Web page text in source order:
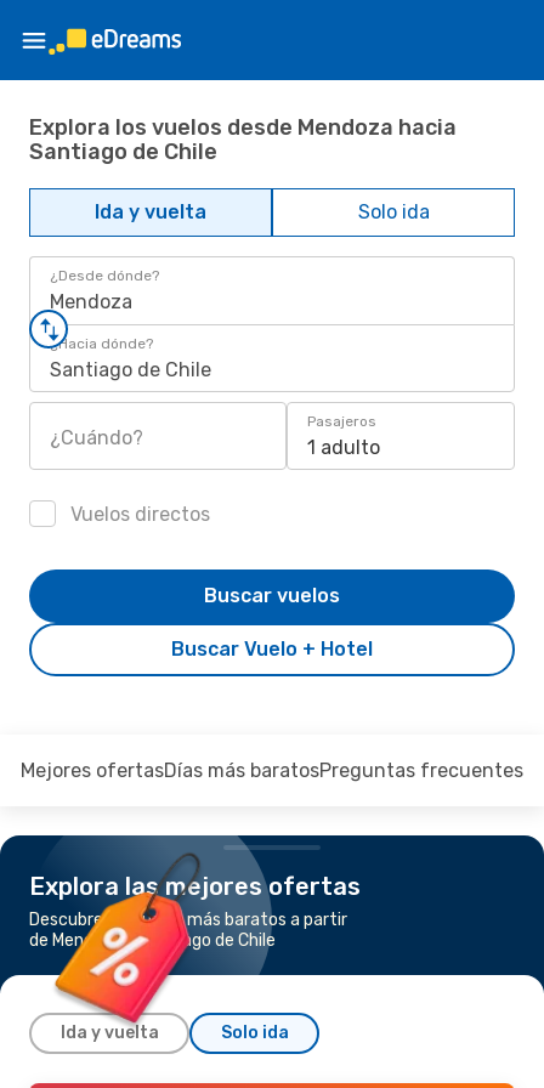
Explora los vuelos desde Mendoza hacia
Santiago de Chile
Ida y vuelta Solo ida
¿Desde dónde?
Mendoza
¿Hacia dónde?
Santiago de Chile
¿Cuándo?
Pasajeros
1 adulto
Vuelos directos
Buscar Vuelo + Hotel
Buscar vuelos
Mejores ofertasDías más baratosPreguntas frecuentes
Explora las mejores ofertas
Descubre los vuelos más baratos a partir
de Mendoza a Santiago de Chile
Ida y vuelta Solo ida